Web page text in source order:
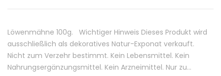
Löwenmähne 100g. Wichtiger Hinweis Dieses Produkt wird
ausschließlich als dekoratives Natur-Exponat verkauft.
Nicht zum Verzehr bestimmt. Kein Lebensmittel. Kein
Nahrungsergänzungsmittel. Kein Arzneimittel. Nur zu…